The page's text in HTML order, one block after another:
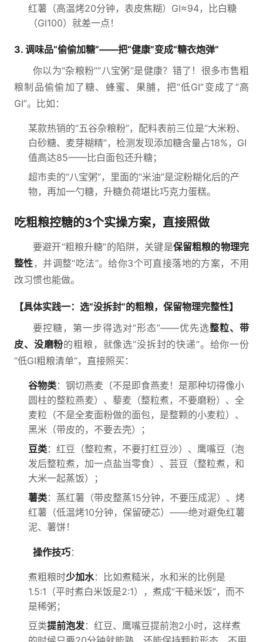
红薯（高温烤20分钟，表皮焦糊）GI≈94，比白糖
（GI100）就差一点！
3. 调味品“偷偷加糖”——把“健康”变成“糖衣炮弹”
你以为“杂粮粉”“八宝粥”是健康？错了！很多市售粗
粮制品偷偷加了糖、蜂蜜、果脯，把“低GI”变成了“高
GI”。比如：
某款热销的“五谷杂粮粉”，配料表前三位是“大米粉、
白砂糖、麦芽糊精”，检测发现添加糖含量占18%，GI
值高达85——比白面包还升糖；
超市卖的“八宝粥”，里面的“米油”是淀粉糊化后的产
物，再加一勺糖，升糖负荷堪比巧克力蛋糕。
吃粗粮控糖的3个实操方案，直接照做
要避开“粗粮升糖”的陷阱，关键是保留粗粮的物理完
整性 ，并调整“吃法”。给你3个可直接落地的方案，不用
改习惯也能做。
【具体实践一：选“没拆封”的粗粮，保留物理完整性】
要控糖，第一步得选对“形态”——优先选整粒、带
皮、没磨粉的粗粮，就像选“没拆封的快递”。给你一份
“低GI粗粮清单”，直接照买：
谷物类：钢切燕麦（不是即食燕麦！是那种切得像小
圆柱的整粒燕麦）、藜麦（整粒煮，不要磨粉）、全
麦粒（不是全麦面粉做的面包，是整颗的小麦粒）、
黑米（带皮的，不要去壳）；
豆类：红豆（整粒煮，不要打红豆沙）、鹰嘴豆（泡
发后整粒煮，加一点盐当零食）、芸豆（整粒煮，和
大米一起蒸饭）；
薯类：蒸红薯（带皮整蒸15分钟，不要压成泥）、烤
红薯（低温烤10分钟，保留硬芯）——绝对避免红薯
泥、薯饼！
操作技巧：
煮粗粮时少加水：比如煮糙米，水和米的比例是
1.5:1（平时煮白米饭是2:1），煮成“干糙米饭”，而不
是稀粥；
豆类提前泡发：红豆、鹰嘴豆提前泡2小时，这样煮